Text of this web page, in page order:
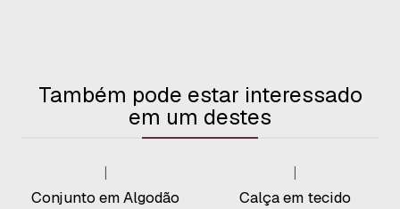
Também pode estar interessado
em um destes
Conjunto em Algodão Calça em tecido